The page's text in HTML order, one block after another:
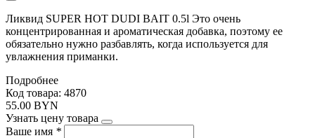
Ликвид SUPER HOT DUDI BAIT 0.5l Это очень
концентрированная и ароматическая добавка, поэтому ее
обязательно нужно разбавлять, когда используется для
увлажнения приманки.
Подробнее
Код товара: 4870
55.00 BYN
Узнать цену товара
Ваше имя *